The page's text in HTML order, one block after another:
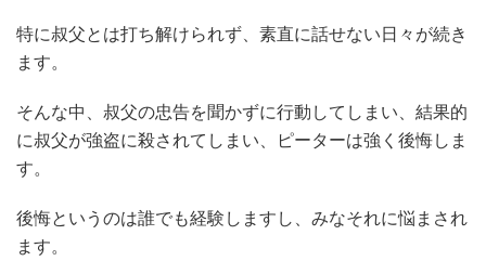
特に叔父とは打ち解けられず、素直に話せない日々が続き
ます。
そんな中、叔父の忠告を聞かずに行動してしまい、結果的
に叔父が強盗に殺されてしまい、ピーターは強く後悔しま
す。
後悔というのは誰でも経験しますし、みなそれに悩まされ
ます。